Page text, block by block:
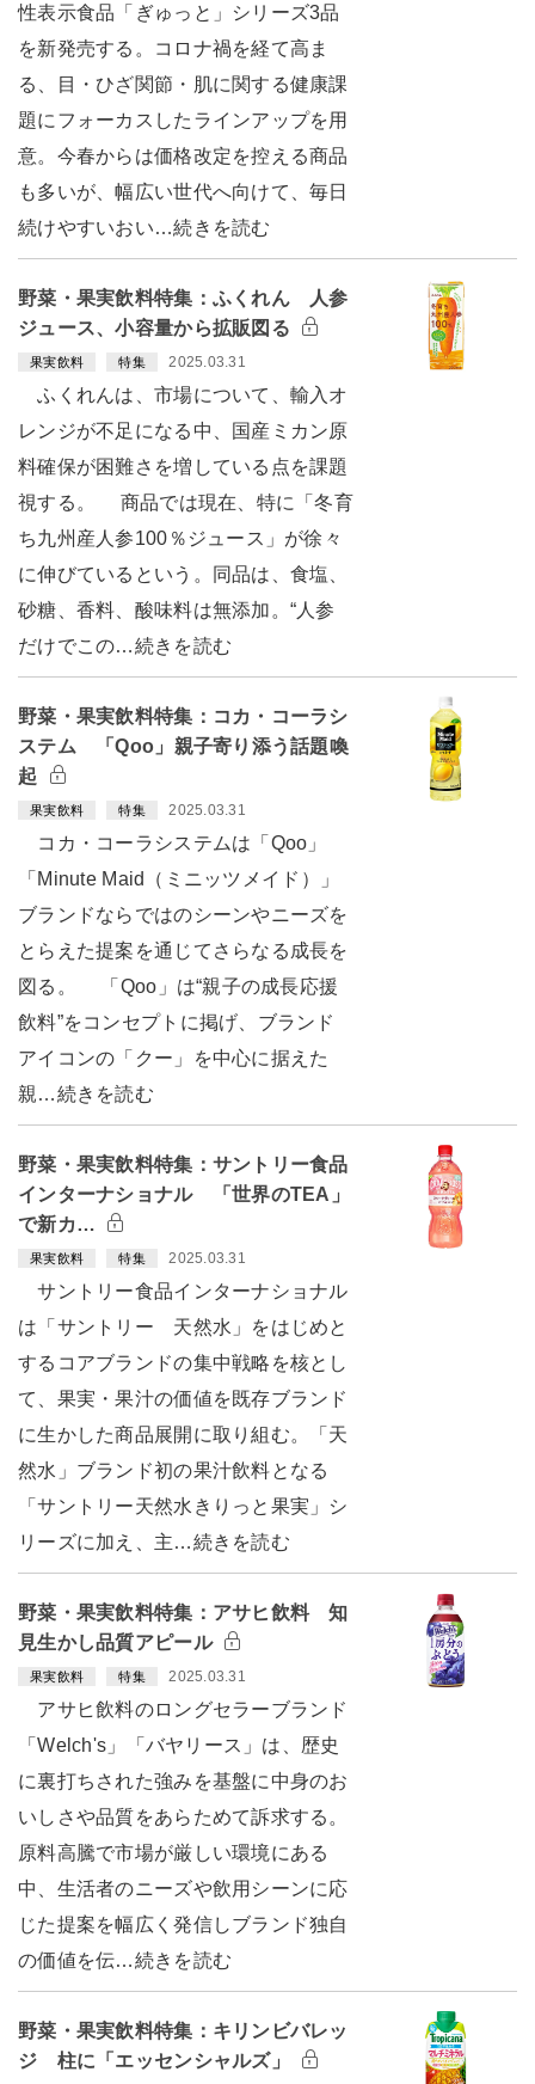
性表示食品「ぎゅっと」シリーズ3品
を新発売する。コロナ禍を経て高ま
る、目・ひざ関節・肌に関する健康課
題にフォーカスしたラインアップを用
意。今春からは価格改定を控える商品
も多いが、幅広い世代へ向けて、毎日
続けやすいおい…続きを読む
野菜・果実飲料特集：ふくれん 人参
ジュース、小容量から拡販図る
果実飲料 特集 2025.03.31
ふくれんは、市場について、輸入オ
レンジが不足になる中、国産ミカン原
料確保が困難さを増している点を課題
視する。 商品では現在、特に「冬育
ち九州産人参100％ジュース」が徐々
に伸びているという。同品は、食塩、
砂糖、香料、酸味料は無添加。“人参
だけでこの…続きを読む
野菜・果実飲料特集：コカ・コーラシ
ステム 「Qoo」親子寄り添う話題喚
起
果実飲料 特集 2025.03.31
コカ・コーラシステムは「Qoo」
「Minute Maid（ミニッツメイド）」
ブランドならではのシーンやニーズを
とらえた提案を通じてさらなる成長を
図る。 「Qoo」は“親子の成長応援
飲料”をコンセプトに掲げ、ブランド
アイコンの「クー」を中心に据えた
親…続きを読む
野菜・果実飲料特集：サントリー食品
インターナショナル 「世界のTEA」
で新カ…
果実飲料 特集 2025.03.31
サントリー食品インターナショナル
は「サントリー 天然水」をはじめと
するコアブランドの集中戦略を核とし
て、果実・果汁の価値を既存ブランド
に生かした商品展開に取り組む。「天
然水」ブランド初の果汁飲料となる
「サントリー天然水きりっと果実」シ
リーズに加え、主…続きを読む
野菜・果実飲料特集：アサヒ飲料 知
見生かし品質アピール
果実飲料 特集 2025.03.31
アサヒ飲料のロングセラーブランド
「Welch's」「バヤリース」は、歴史
に裏打ちされた強みを基盤に中身のお
いしさや品質をあらためて訴求する。
原料高騰で市場が厳しい環境にある
中、生活者のニーズや飲用シーンに応
じた提案を幅広く発信しブランド独自
の価値を伝…続きを読む
野菜・果実飲料特集：キリンビバレッ
ジ 柱に「エッセンシャルズ」